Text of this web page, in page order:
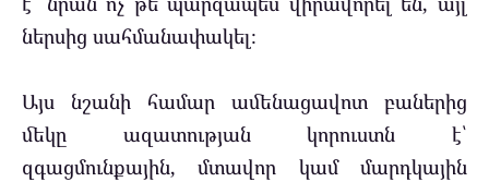
ներսից սահմանափակել։
Այս նշանի համար ամենացավոտ բաներից
մեկը ազատության կորուստն է՝
զգացմունքային, մտավոր կամ մարդկային